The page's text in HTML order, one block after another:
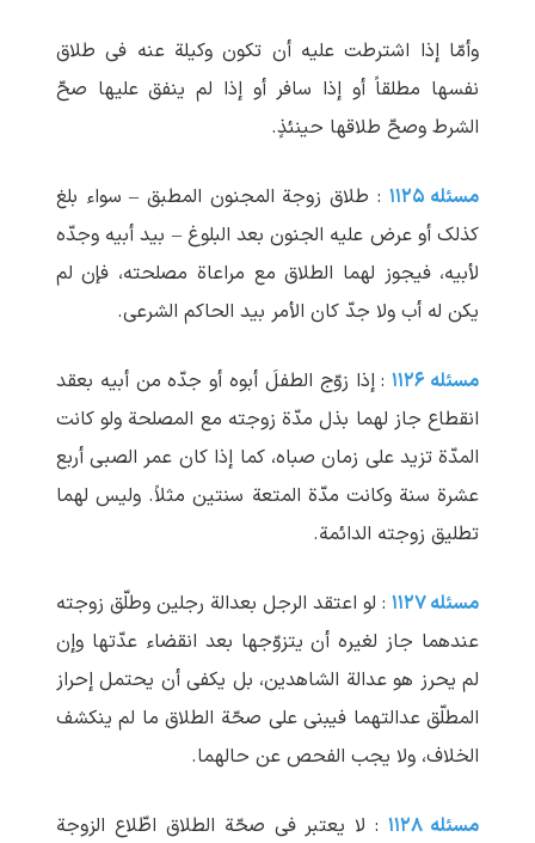
وأمّا إذا اشترطت علیه أن تکون وکیلة عنه فی طلاق
نفسها مطلقاً أو إذا سافر أو إذا لم ینفق علیها صحّ
الشرط وصحّ طلاقها حینئذٍ.
مسئله ۱۱۲۵
: طلاق زوجة المجنون المطبق – سواء بلغ
کذلک أو عرض علیه الجنون بعد البلوغ – بید أبیه وجدّه
لأبیه، فیجوز لهما الطلاق مع مراعاة مصلحته، فإن لم
یکن له أب ولا جدّ کان الأمر بید الحاکم الشرعی.
مسئله ۱۱۲۶
: إذا زوّج الطفلَ أبوه أو جدّه من أبیه بعقد
انقطاع جاز لهما بذل مدّة زوجته مع المصلحة ولو کانت
المدّة تزید علی زمان صباه، کما إذا کان عمر الصبی أربع
عشرة سنة وکانت مدّة المتعة سنتین مثلاً. ولیس لهما
تطلیق زوجته الدائمة.
مسئله ۱۱۲۷
: لو اعتقد الرجل بعدالة رجلین وطلّق زوجته
عندهما جاز لغیره أن یتزوّجها بعد انقضاء عدّتها وإن
لم یحرز هو عدالة الشاهدین، بل یکفی أن یحتمل إحراز
المطلّق عدالتهما فیبنی علی صحّة الطلاق ما لم ینکشف
الخلاف، ولا یجب الفحص عن حالهما.
مسئله ۱۱۲۸
: لا یعتبر فی صحّة الطلاق اطّلاع الزوجة